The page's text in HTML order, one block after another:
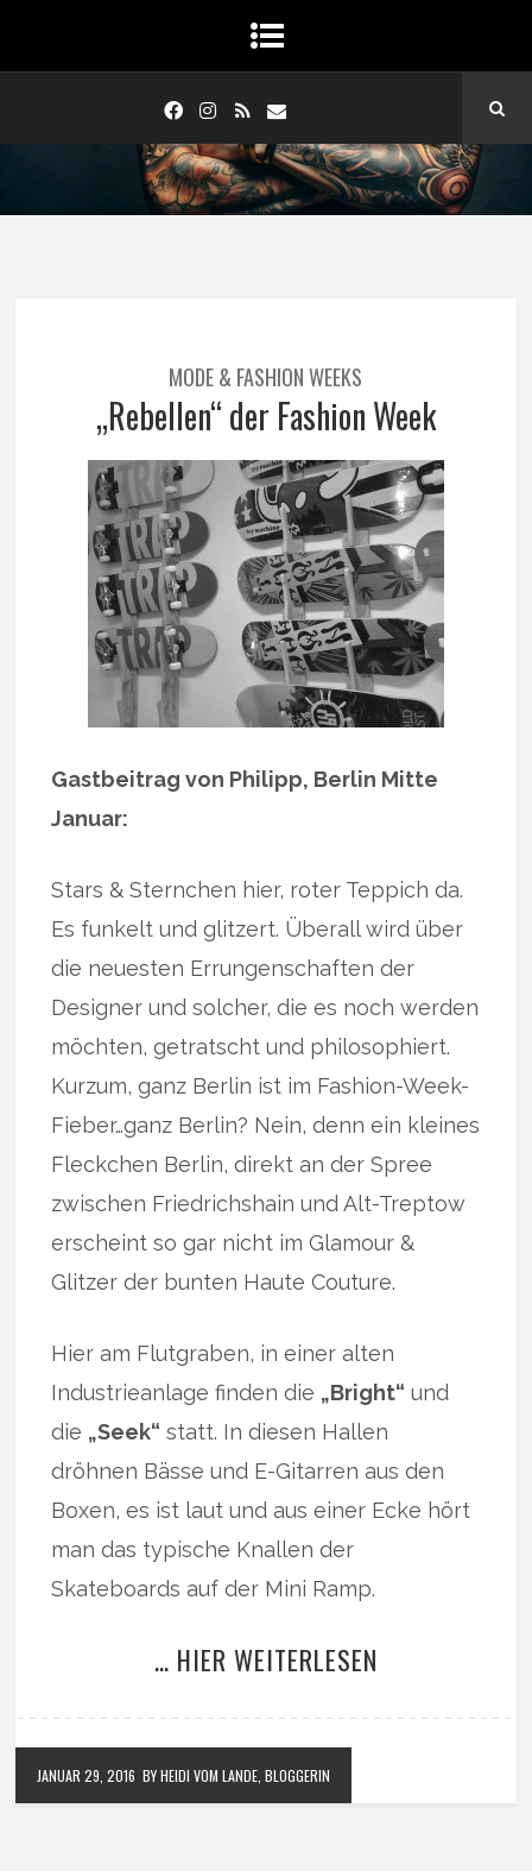
MODE & FASHION WEEKS
„Rebellen“ der Fashion Week
Gastbeitrag von Philipp, Berlin Mitte
Januar:
Stars & Sternchen hier, roter Teppich da.
Es funkelt und glitzert. Überall wird über
die neuesten Errungenschaften der
Designer und solcher, die es noch werden
möchten, getratscht und philosophiert.
Kurzum, ganz Berlin ist im Fashion-Week-
Fieber…ganz Berlin? Nein, denn ein kleines
Fleckchen Berlin, direkt an der Spree
zwischen Friedrichshain und Alt-Treptow
erscheint so gar nicht im Glamour &
Glitzer der bunten Haute Couture.
Hier am Flutgraben, in einer alten
Industrieanlage finden die „Bright“ und
die „Seek“ statt. In diesen Hallen
dröhnen Bässe und E-Gitarren aus den
Boxen, es ist laut und aus einer Ecke hört
man das typische Knallen der
Skateboards auf der Mini Ramp.
… HIER WEITERLESEN
JANUAR 29, 2016 BY HEIDI VOM LANDE, BLOGGERIN